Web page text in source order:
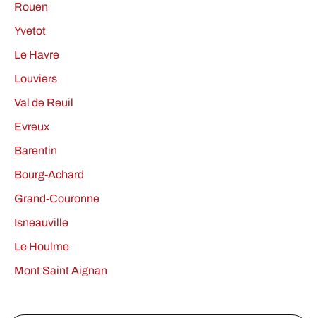
Rouen
Yvetot
Le Havre
Louviers
Val de Reuil
Evreux
Barentin
Bourg-Achard
Grand-Couronne
Isneauville
Le Houlme
Mont Saint Aignan